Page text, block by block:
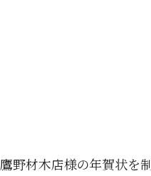
鷹野材木店様の年賀状を